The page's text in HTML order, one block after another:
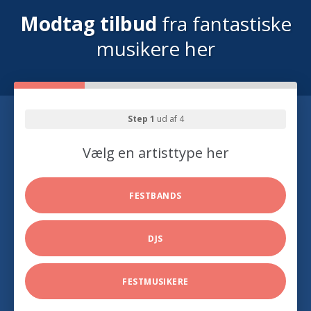
Modtag tilbud fra fantastiske
musikere her
Step 1 ud af 4
Vælg en artisttype her
FESTBANDS
DJS
FESTMUSIKERE